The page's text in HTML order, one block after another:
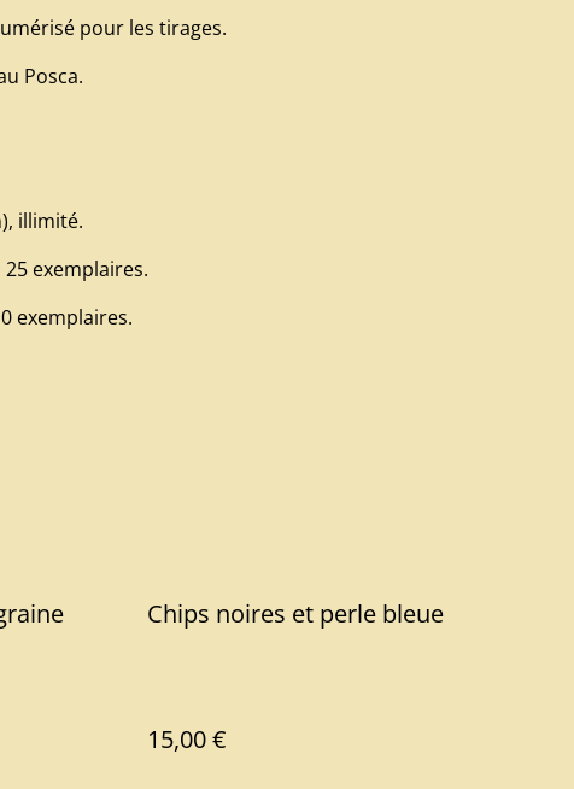
pour les tirages.
Posca.
illimité.
25 exemplaires.
exemplaires.
Chips noires et perle bleue
15,00 €